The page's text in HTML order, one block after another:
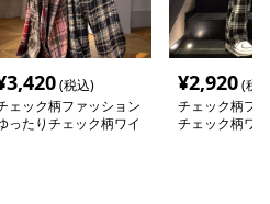
3,420(税込)
ェック柄ファッション
ったりチェック柄ワイ
¥2,920(税
チェック柄フ
チェック柄ワ